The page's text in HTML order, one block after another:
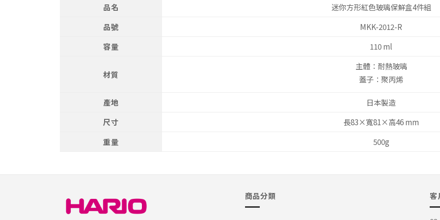
品名
迷你方形紅色玻璃保鮮盒4件組
品號
MKK-2012-R
容量
110 ml
材質
主體：耐熱玻璃
蓋子：聚丙烯
產地
日本製造
尺寸
長83×寬81×高46 mm
重量
500g
商品分類 客